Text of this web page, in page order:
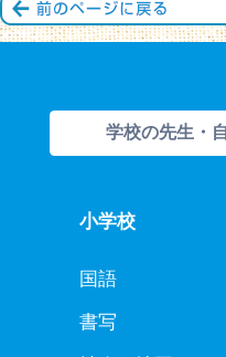
学校の先生・
小学校
国語
書写